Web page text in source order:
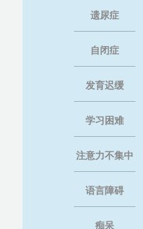
遗尿症
自闭症
发育迟缓
学习困难
注意力不集中
语言障碍
痴呆